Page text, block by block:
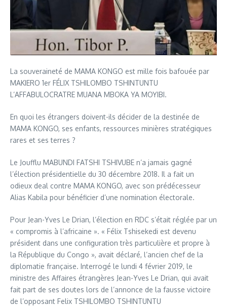
La souveraineté de MAMA KONGO est mille fois bafouée par
MAKIERO 1er FÉLIX TSHILOMBO TSHINTUNTU
L’AFFABULOCRATRE MUANA MBOKA YA MOYIBI.
En quoi les étrangers doivent-ils décider de la destinée de
MAMA KONGO, ses enfants, ressources minières stratégiques
rares et ses terres ?
Le Joufflu MABUNDI FATSHI TSHIVUBE n’a jamais gagné
l’élection présidentielle du 30 décembre 2018. Il a fait un
odieux deal contre MAMA KONGO, avec son prédécesseur
Alias Kabila pour bénéficier d’une nomination électorale.
Pour Jean-Yves Le Drian, l’élection en RDC s’était réglée par un
« compromis à l’africaine ». « Félix Tshisekedi est devenu
président dans une configuration très particulière et propre à
la République du Congo », avait déclaré, l’ancien chef de la
diplomatie française. Interrogé le lundi 4 février 2019, le
ministre des Affaires étrangères Jean-Yves Le Drian, qui avait
fait part de ses doutes lors de l’annonce de la fausse victoire
de l’opposant Felix TSHILOMBO TSHINTUNTU